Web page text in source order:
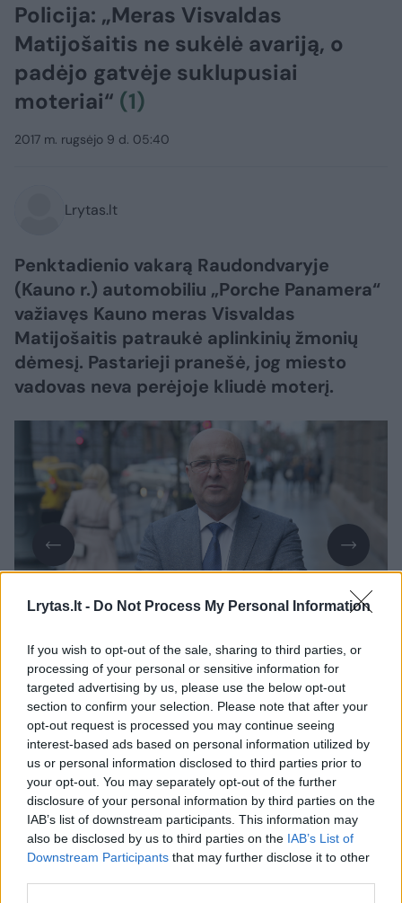
Lrytas.lt - Do Not Process My Personal Information
If you wish to opt-out of the sale, sharing to third parties, or
processing of your personal or sensitive information for
targeted advertising by us, please use the below opt-out
section to confirm your selection. Please note that after your
opt-out request is processed you may continue seeing
interest-based ads based on personal information utilized by
us or personal information disclosed to third parties prior to
your opt-out. You may separately opt-out of the further
disclosure of your personal information by third parties on the
IAB’s list of downstream participants. This information may
also be disclosed by us to third parties on the IAB’s List of
Downstream Participants that may further disclose it to other
Policija: „Meras Visvaldas
Matijošaitis ne sukėlė avariją, o
padėjo gatvėje suklupusiai
moteriai“ (1)
2017 m. rugsėjo 9 d. 05:40
Lrytas.lt
Penktadienio vakarą Raudondvaryje
(Kauno r.) automobiliu „Porche Panamera“
važiavęs Kauno meras Visvaldas
Matijošaitis patraukė aplinkinių žmonių
dėmesį. Pastarieji pranešė, jog miesto
vadovas neva perėjoje kliudė moterį.
Kauno apskrities vyriausiojo policijos
komisariato budėtojo tvirtinimu, avarijos
nebuvo – pėsčioji gatvėje pati suklupo, o
V.Matijošaitis jai padėjo atsistoti ir paeiti iki
šaligatvio.
Tuo metu kaip atsitiktinai pro šalį važiavo